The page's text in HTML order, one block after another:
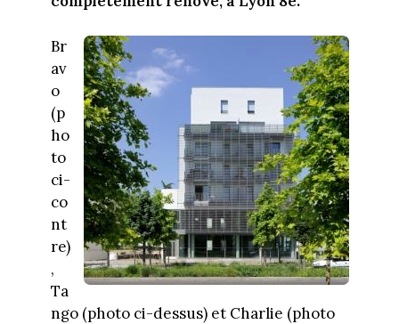
Br
av
o
(p
ho
to
ci-
co
nt
re)
,
Ta
ngo (photo ci-dessus) et Charlie (photo